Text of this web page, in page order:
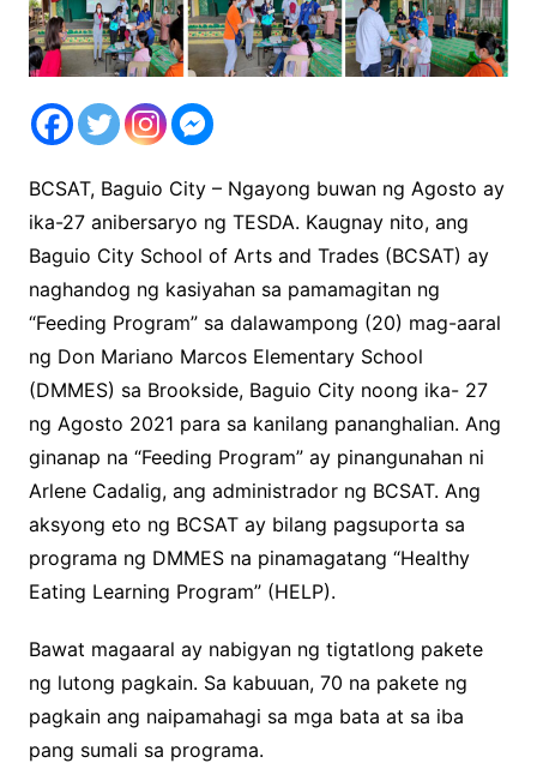
BCSAT, Baguio City – Ngayong buwan ng Agosto ay
ika-27 anibersaryo ng TESDA. Kaugnay nito, ang
Baguio City School of Arts and Trades (BCSAT) ay
naghandog ng kasiyahan sa pamamagitan ng
“Feeding Program” sa dalawampong (20) mag-aaral
ng Don Mariano Marcos Elementary School
(DMMES) sa Brookside, Baguio City noong ika- 27
ng Agosto 2021 para sa kanilang pananghalian. Ang
ginanap na “Feeding Program” ay pinangunahan ni
Arlene Cadalig, ang administrador ng BCSAT. Ang
aksyong eto ng BCSAT ay bilang pagsuporta sa
programa ng DMMES na pinamagatang “Healthy
Eating Learning Program” (HELP).
Bawat magaaral ay nabigyan ng tigtatlong pakete
ng lutong pagkain. Sa kabuuan, 70 na pakete ng
pagkain ang naipamahagi sa mga bata at sa iba
pang sumali sa programa.